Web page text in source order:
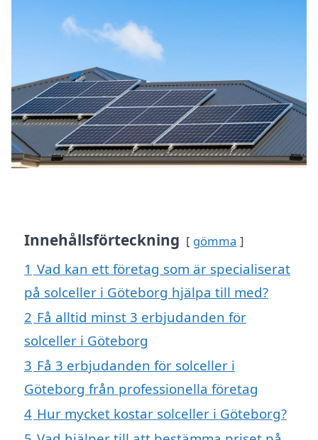
Innehållsförteckning gömma
1 Vad kan ett företag som är specialiserat
på solceller i Göteborg hjälpa till med?
2 Få alltid minst 3 erbjudanden för
solceller i Göteborg
3 Få 3 erbjudanden för solceller i
Göteborg från professionella företag
4 Hur mycket kostar solceller i Göteborg?